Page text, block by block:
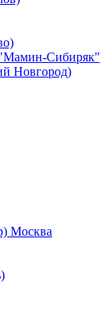
"Мамин-
Новгород)
Москва